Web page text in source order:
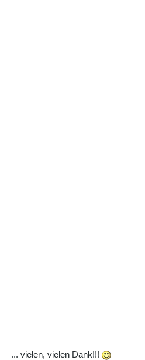
... vielen, vielen Dank!!!